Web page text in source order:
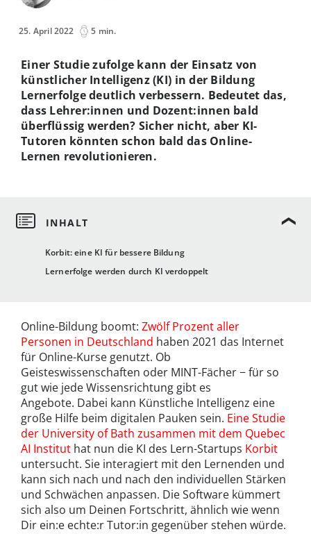
25. April 2022 5 min.
Korbit: eine KI für bessere Bildung
Lernerfolge werden durch KI verdoppelt
Einer Studie zufolge kann der Einsatz von
künstlicher Intelligenz (KI) in der Bildung
Lernerfolge deutlich verbessern. Bedeutet das,
dass Lehrer:innen und Dozent:innen bald
überflüssig werden? Sicher nicht, aber KI-
Tutoren könnten schon bald das Online-
Lernen revolutionieren.
Online-Bildung boomt: Zwölf Prozent aller
Personen in Deutschland haben 2021 das Internet
für Online-Kurse genutzt. Ob
Geisteswissenschaften oder MINT-Fächer − für so
gut wie jede Wissensrichtung gibt es
Angebote. Dabei kann Künstliche Intelligenz eine
große Hilfe beim digitalen Pauken sein. Eine Studie
der University of Bath zusammen mit dem Quebec
AI Institut hat nun die KI des Lern-Startups Korbit
untersucht. Sie interagiert mit den Lernenden und
kann sich nach und nach den individuellen Stärken
und Schwächen anpassen. Die Software kümmert
sich also um Deinen Fortschritt, ähnlich wie wenn
Dir ein:e echte:r Tutor:in gegenüber stehen würde.